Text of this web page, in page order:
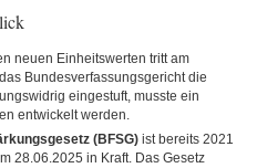
neuen Einheitswerten tritt am
Bundesverfassungsgericht die
eingestuft, musste ein
entwickelt werden.
(BFSG) ist bereits 2021
28.06.2025 in Kraft. Das Gesetz